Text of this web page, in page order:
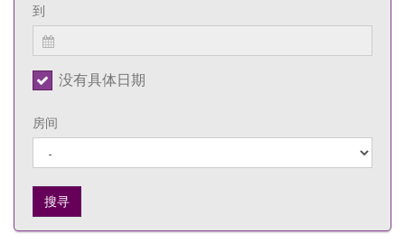
到
没有具体日期
房间
搜寻